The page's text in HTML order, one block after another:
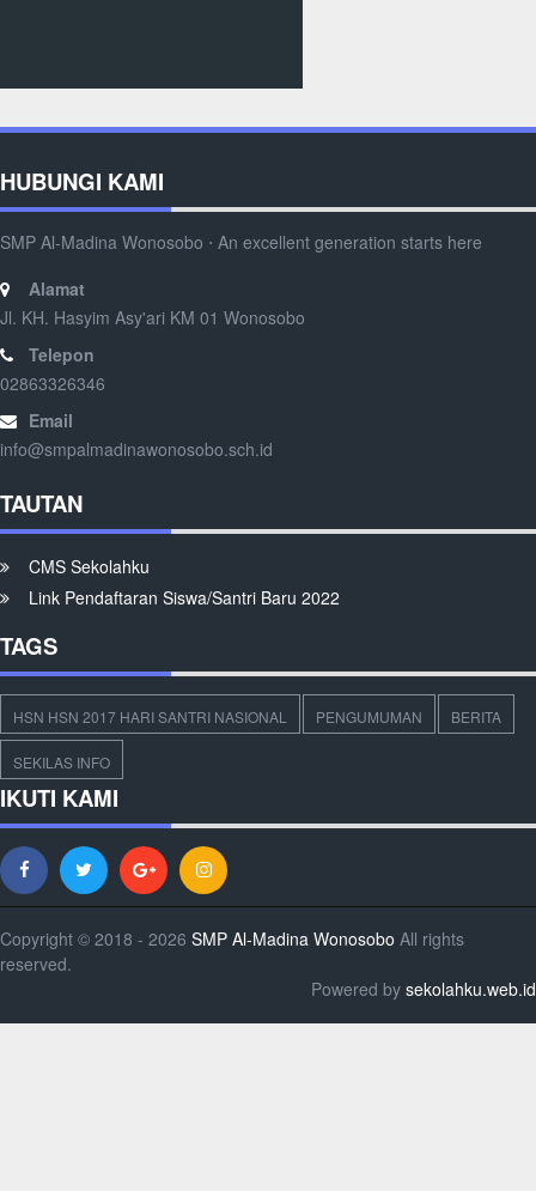
HUBUNGI KAMI
SMP Al-Madina Wonosobo ⋅ An excellent generation starts here
Alamat
Jl. KH. Hasyim Asy'ari KM 01 Wonosobo
Telepon
02863326346
Email
info@smpalmadinawonosobo.sch.id
TAUTAN
CMS Sekolahku
Link Pendaftaran Siswa/Santri Baru 2022
TAGS
HSN HSN 2017 HARI SANTRI NASIONAL PENGUMUMAN BERITA
SEKILAS INFO
IKUTI KAMI
Copyright © 2018 - 2026 SMP Al-Madina Wonosobo All rights
reserved.
Powered by sekolahku.web.id